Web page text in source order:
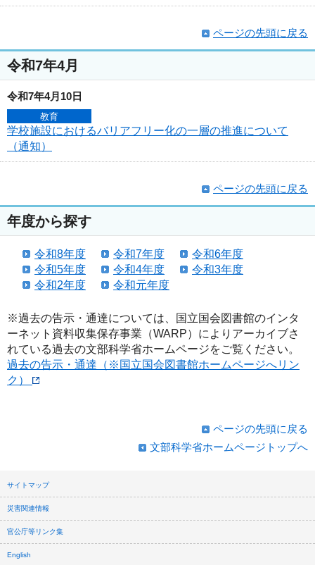
ページの先頭に戻る
令和7年4月
令和7年4月10日
教育
学校施設におけるバリアフリー化の一層の推進について
（通知）
ページの先頭に戻る
年度から探す
令和8年度 令和7年度
令和6年度
令和5年度
令和4年度
令和3年度
令和2年度
令和元年度
※過去の告示・通達については、国立国会図書館のインタ
ーネット資料収集保存事業（WARP）によりアーカイブさ
れている過去の文部科学省ホームページをご覧ください。
過去の告示・通達（※国立国会図書館ホームページへリン
ク）
ページの先頭に戻る
文部科学省ホームページトップへ
サイトマップ
災害関連情報
官公庁等リンク集
English